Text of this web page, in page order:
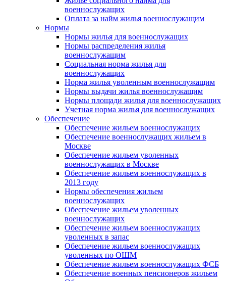
военнослужащих
Оплата за найм жилья военнослужащим
Нормы
Нормы жилья для военнослужащих
Нормы распределения жилья
военнослужащим
Социальная норма жилья для
военнослужащих
Норма жилья уволенным военнослужащим
Нормы выдачи жилья военнослужащим
Нормы площади жилья для военнослужащих
Учетная норма жилья для военнослужащих
Обеспечение
Обеспечение жильем военнослужащих
Обеспечение военнослужащих жильем в
Москве
Обеспечение жильем уволенных
военнослужащих в Москве
Обеспечение жильем военнослужащих в
2013 году
Нормы обеспечения жильем
военнослужащих
Обеспечение жильем уволенных
военнослужащих
Обеспечение жильем военнослужащих
уволенных в запас
Обеспечение жильем военнослужащих
уволенных по ОШМ
Обеспечение жильем военнослужащих ФСБ
Обеспечение военных пенсионеров жильем